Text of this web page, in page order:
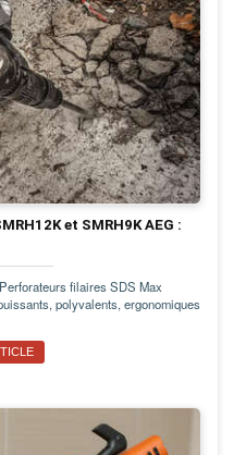
et SMRH9K AEG :
filaires SDS Max
polyvalents, ergonomiques